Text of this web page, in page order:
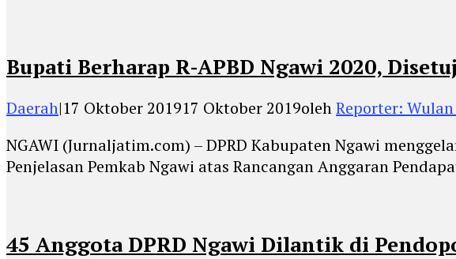
Bupati Berharap R-APBD Ngawi 2020,
Daerah|17 Oktober 201917 Oktober 2019olehReporter:
NGAWI (Jurnaljatim.com) – DPRD Kabupaten Ngawi
Penjelasan Pemkab Ngawi atas Rancangan Anggaran
45 Anggota DPRD Ngawi Dilantik di